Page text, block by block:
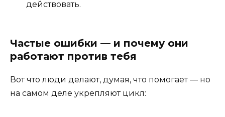
действовать.
Частые ошибки — и почему они
работают против тебя
Вот что люди делают, думая, что помогает — но
на самом деле укрепляют цикл: